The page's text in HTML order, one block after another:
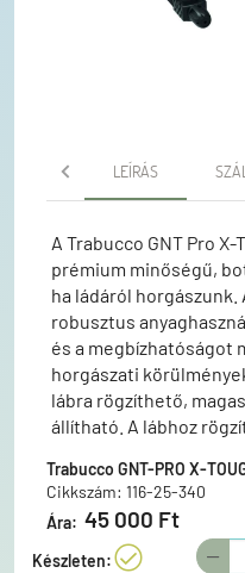
LEÍRÁS
A Trabucco GNT Pro
prémium minőségű,
ha ládáról horgászunk.
robusztus
és a megbízhatóságot
horgászati
lábra rögzíthető,
állítható. A lábhoz
botok hullámos
fekszenek. Ez a
oldalszél esetén, mert
oldalirányú
Trabucco GNT-PRO X-
Cikkszám: 116-25-340
Ára: 45 000 Ft
Készleten: